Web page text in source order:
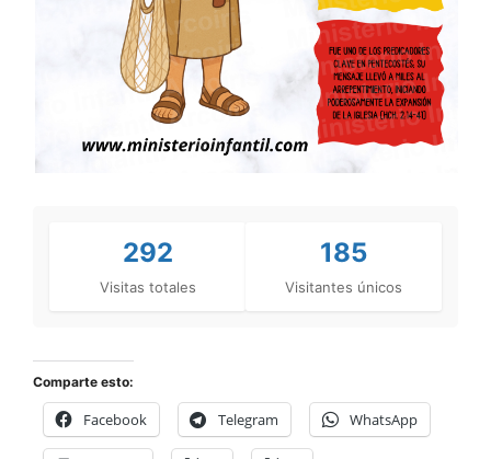
292
Visitas totales
185
Visitantes únicos
Comparte esto:
Facebook Telegram WhatsApp